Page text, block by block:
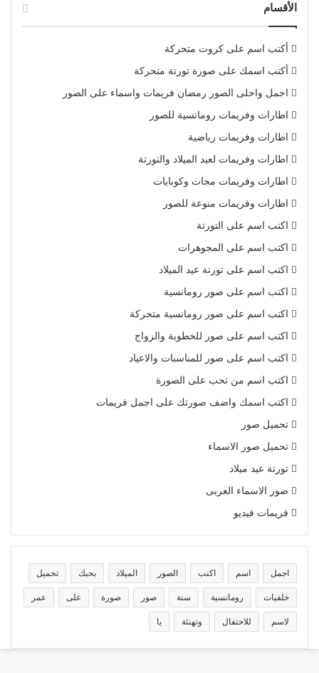
الأقسام
أكتب اسم على كروت متحركة
أكتب اسمك على صورة تورتة متحركة
اجمل واحلى الصور رمضان فريمات واسماء على الصور
اطارات وفريمات رومانسية للصور
اطارات وفريمات رياضية
اطارات وفريمات لعيد الميلاد والتورتة
اطارات وفريمات مجات وكوبايات
اطارات وفريمات منوعة للصور
اكتب اسم على التورتة
اكتب اسم على المجوهرات
اكتب اسم على تورتة عيد الميلاد
اكتب اسم على صور رومانسية
اكتب اسم على صور رومانسية متحركة
اكتب اسم على صور للخطوبة والزواج
اكتب اسم على صور للمناسبات والاعياد
اكتب اسم من تحب على الصورة
اكتب اسمك واضف صورتك على اجمل فريمات
تحميل صور
تحميل صور الاسماء
تورتة عيد ميلاد
صور الاسماء العربى
فريمات فيديو
اجمل اسم اكتب الصور الميلاد بحبك تحميل
خلفيات رومانسية سنة صور صورة على عمر
لاسم للاحتفال وتهنئة يا